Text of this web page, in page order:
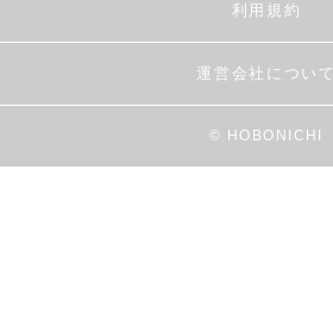
利用規約
運営会社について
© HOBONICHI